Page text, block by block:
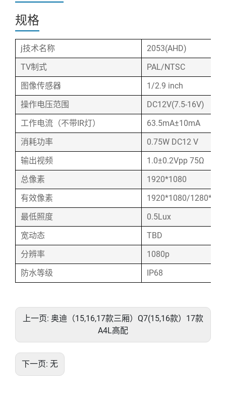
规格
j技术名称
2053(AHD)
TV制式
PAL/NTSC
图像传感器
1/2.9 inch
操作电压范围
DC12V(7.5-16V)
工作电流（不带IR灯）
63.5mA±10mA
消耗功率
0.75W DC12 V
输出视频
1.0±0.2Vpp 75Ω
总像素
1920*1080
有效像素
1920*1080/1280*720
最低照度
0.5Lux
宽动态
TBD
分辨率
1080p
防水等级
IP68
上一页: 奥迪（15,16,17款三厢）Q7(15,16款）17款
A4L高配
下一页: 无